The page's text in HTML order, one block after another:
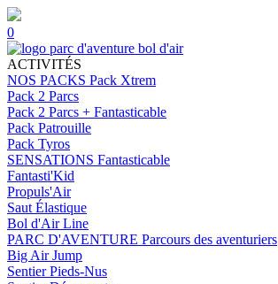
0
ACTIVITÉS
NOS PACKS Pack Xtrem
Pack 2 Parcs
Pack 2 Parcs + Fantasticable
Pack Patrouille
Pack Tyros
SENSATIONS Fantasticable
Fantasti'Kid
Propuls'Air
Saut Élastique
Bol d'Air Line
PARC D'AVENTURE Parcours des aventuriers
Big Air Jump
Sentier Pieds-Nus